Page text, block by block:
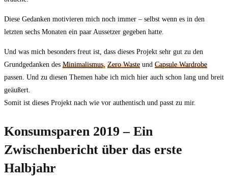
Diese Gedanken motivieren mich noch immer – selbst wenn es in den
letzten sechs Monaten ein paar Aussetzer gegeben hatte.
Und was mich besonders freut ist, dass dieses Projekt sehr gut zu den
Grundgedanken des Minimalismus, Zero Waste und Capsule Wardrobe
passen. Und zu diesen Themen habe ich mich hier auch schon lang und breit
geäußert.
Somit ist dieses Projekt nach wie vor authentisch und passt zu mir.
Konsumsparen 2019 – Ein
Zwischenbericht über das erste
Halbjahr